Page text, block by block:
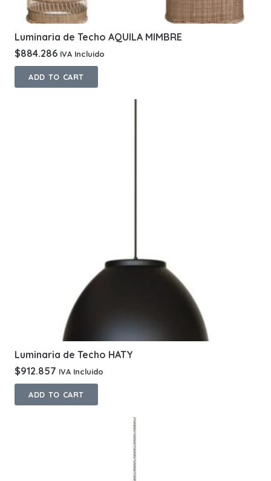
Luminaria de Techo AQUILA MIMBRE
$884.286 IVA Incluido
ADD TO CART
Luminaria de Techo HATY
$912.857 IVA Incluido
ADD TO CART